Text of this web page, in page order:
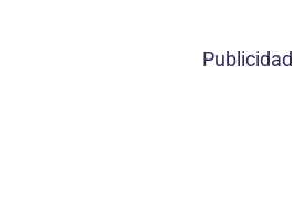
at ai m
Publicidad